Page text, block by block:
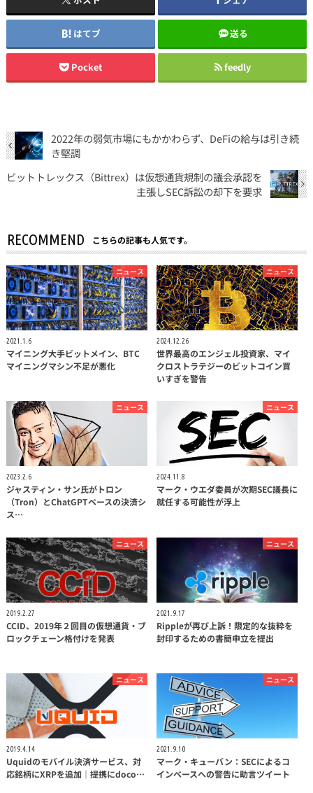
はてブ 送る
Pocket feedly
2022年の弱気市場にもかかわらず、DeFiの給与は引き続
き堅調
ビットトレックス（Bittrex）は仮想通貨規制の議会承認を
主張しSEC訴訟の却下を要求
RECOMMEND こちらの記事も人気です。
ニュース
2021.1.6
マイニング大手ビットメイン、BTC
マイニングマシン不足が悪化
ニュース
2024.12.26
世界最高のエンジェル投資家、マイ
クロストラテジーのビットコイン買
いすぎを警告
ニュース
2023.2.6
ジャスティン・サン氏がトロン
（Tron）とChatGPTベースの決済シ
ス…
ニュース
2024.11.8
マーク・ウエダ委員が次期SEC議長に
就任する可能性が浮上
ニュース
2019.2.27
CCID、2019年２回目の仮想通貨・ブ
ロックチェーン格付けを発表
ニュース
2021.9.17
Rippleが再び上訴！限定的な抜粋を
封印するための書簡申立を提出
ニュース
2019.4.14
Uquidのモバイル決済サービス、対
応銘柄にXRPを追加｜提携にdoco…
ニュース
2021.9.10
マーク・キューバン：SECによるコ
インベースへの警告に助言ツイート